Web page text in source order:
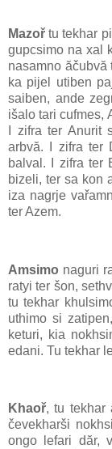
Mazoř tu tekhar
gupcsimo na xal
nasamno ăčubvă
ka pijel utiben
saiben, ande
išalo tari cufmes,
I zifra ter
arbvă. I zifra ter
balval. I zifra ter
bizeli, ter sa kon
iza nagrje
ter Azem.
Amsimo naguri
ratyi ter šon,
tu tekhar
uthimo si
keturi, kia
edani. Tu tekhar
Khaoř, tu tekhar
čevekharši
ongo lefari dăr,